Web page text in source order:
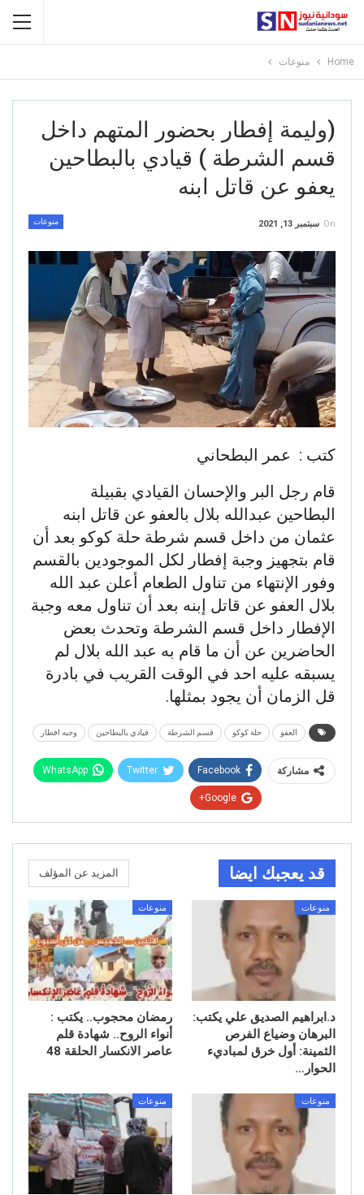
Home منوعات
(وليمة إفطار بحضور المتهم داخل
قسم الشرطة ) قيادي بالبطاحين
يعفو عن قاتل ابنه
منوعات On سبتمبر 13, 2021
كتب : عمر البطحاني
قام رجل البر والإحسان القيادي بقبيلة
البطاحين عبدالله بلال بالعفو عن قاتل ابنه
عثمان من داخل قسم شرطة حلة كوكو بعد أن
قام بتجهيز وجبة إفطار لكل الموجودين بالقسم
وفور الإنتهاء من تناول الطعام أعلن عبد الله
بلال العفو عن قاتل إبنه بعد أن تناول معه وجبة
الإفطار داخل قسم الشرطة وتحدث بعض
الحاضرين عن أن ما قام به عبد الله بلال لم
يسبقه عليه احد في الوقت القريب في بادرة
قل الزمان أن يجود بمثلها.
العفو حلة كوكو قسم الشرطة قيادي بالبطاحين وجبه افطار
مشاركة Facebook
Twitter
WhatsApp
Google+
قد يعجبك ايضا المزيد عن المؤلف
منوعات
د.ابراهيم الصديق علي يكتب:
البرهان وضياع الفرص
الثمينة: أول خرق لمباديء
الحوار…
منوعات
رمضان محجوب.. يكتب :
أنواء الروح.. شهادة قلم
عاصر الانكسار الحلقة 48
منوعات منوعات